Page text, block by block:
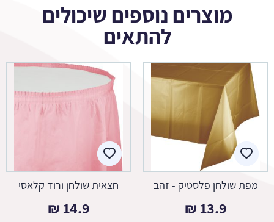
מוצרים נוספים שיכולים
להתאים
מפת שולחן פלסטיק - זהב
13.9
₪
חצאית שולחן ורוד קלאסי
14.9
₪